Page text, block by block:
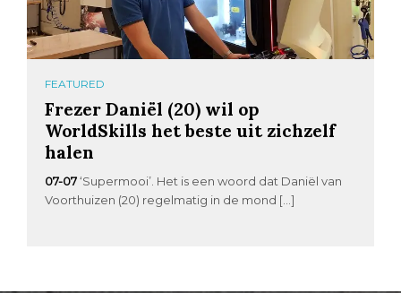
FEATURED
Frezer Daniël (20) wil op
WorldSkills het beste uit zichzelf
halen
07-07 ‘Supermooi’. Het is een woord dat Daniël van
Voorthuizen (20) regelmatig in de mond […]